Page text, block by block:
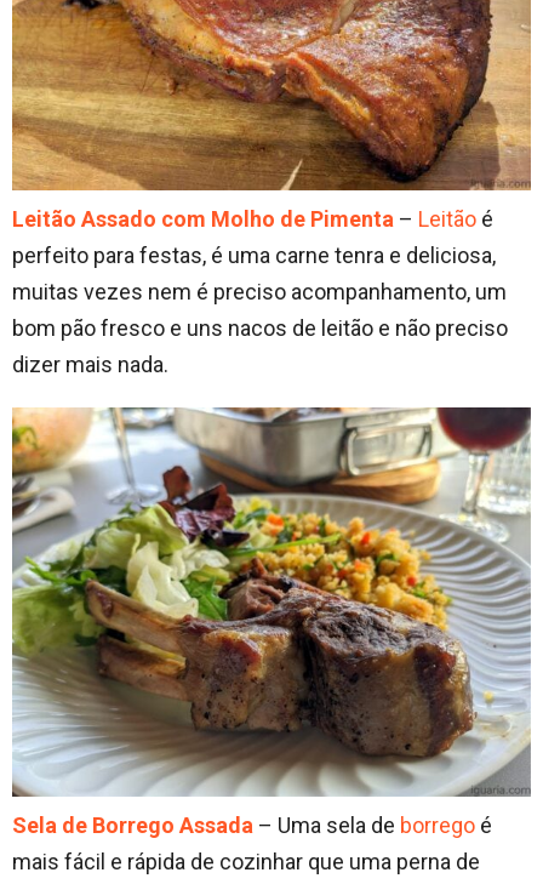
Leitão Assado com Molho de Pimenta – Leitão é
perfeito para festas, é uma carne tenra e deliciosa,
muitas vezes nem é preciso acompanhamento, um
bom pão fresco e uns nacos de leitão e não preciso
dizer mais nada.
Sela de Borrego Assada – Uma sela de borrego é
mais fácil e rápida de cozinhar que uma perna de